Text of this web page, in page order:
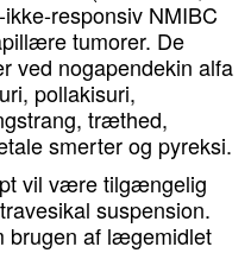
responsiv NMIBC
tumorer. De
ved nogapendekin alfa
pollakisuri,
træthed,
smerter og pyreksi.
vil være tilgængelig
suspension.
brugen af lægemidlet